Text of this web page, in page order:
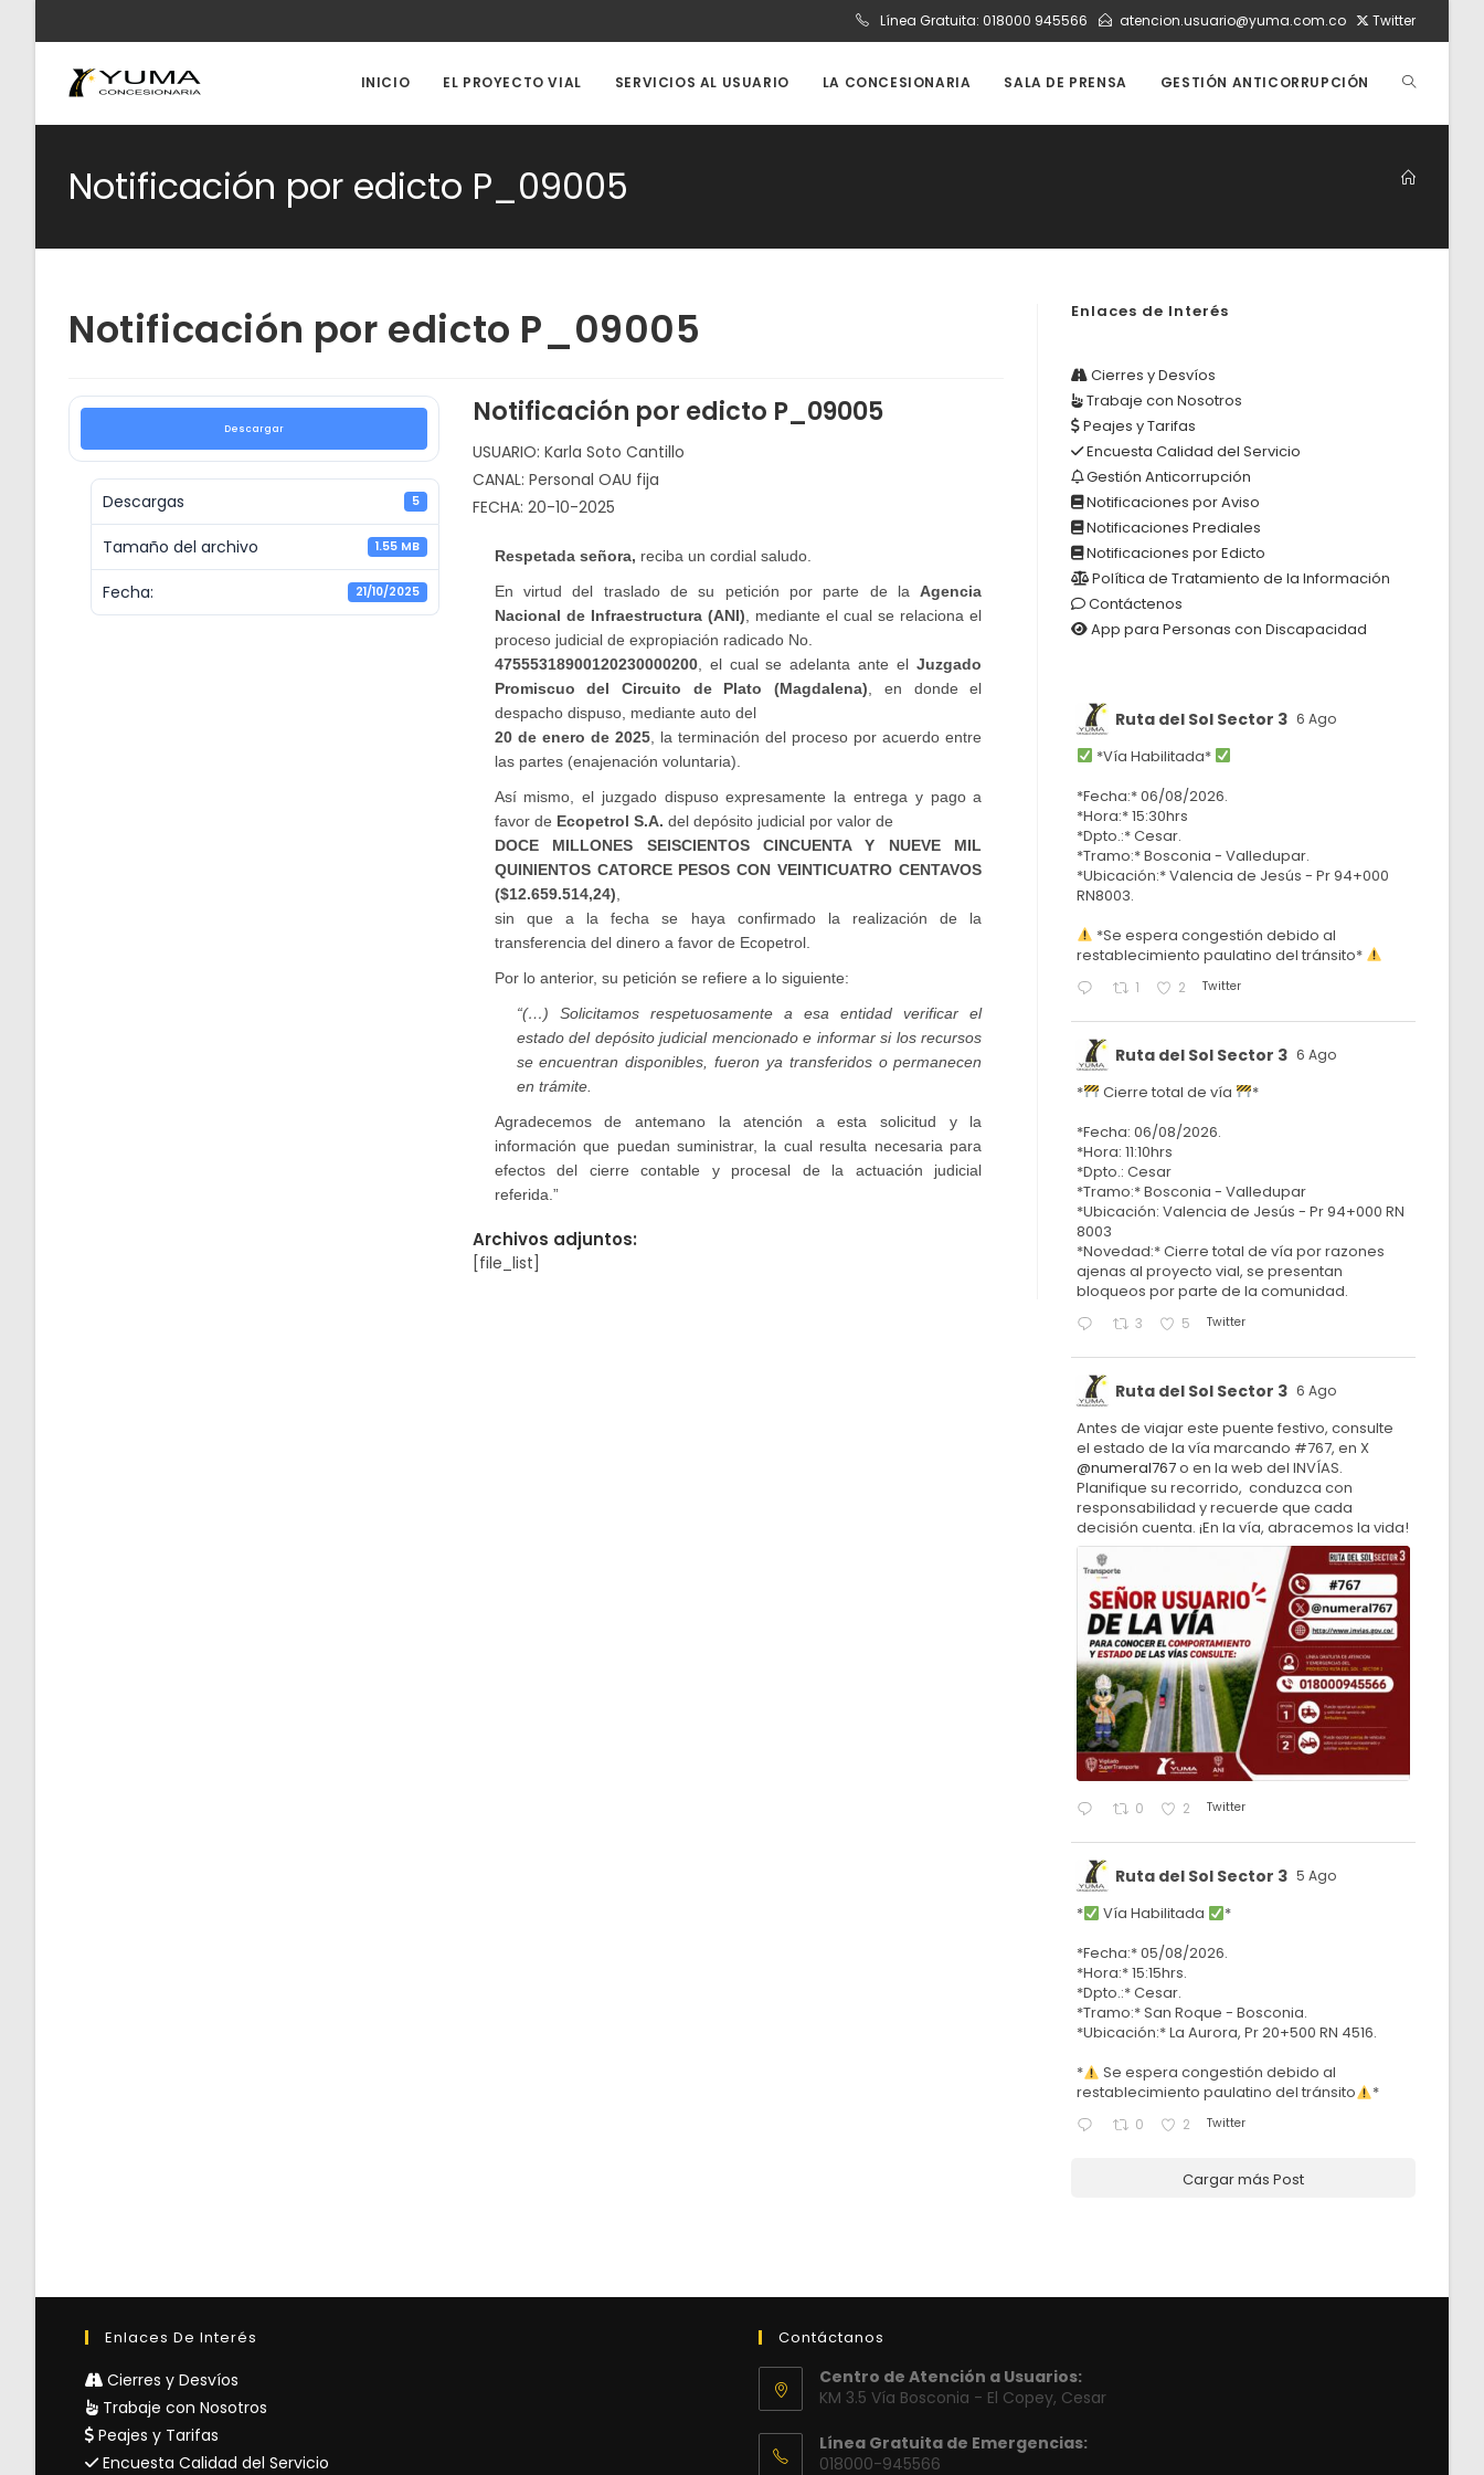
contenido
Línea Gratuita: 018000 945566 atencion.usuario@yuma.com.co Twitter
INICIO EL PROYECTO VIAL SERVICIOS AL USUARIO LA CONCESIONARIA SALA DE PRENSA GESTIÓN ANTICORRUPCIÓN ALTERNAR
BÚSQUEDA
DE
Notificación por edicto P_09005
Notificación por edicto P_09005
Descargar
Descargas 5
Tamaño del archivo 1.55 MB
Fecha: 21/10/2025
Notificación por edicto P_09005
USUARIO: Karla Soto Cantillo
CANAL: Personal OAU fija
FECHA: 20-10-2025
Respetada señora, reciba un cordial saludo.
En virtud del traslado de su petición por parte de laAgencia
Nacional de Infraestructura (ANI) , mediante el cual se relaciona el
proceso judicial de expropiación radicado No.
47555318900120230000200, el cual se adelanta ante elJuzgado
Promiscuo del Circuito de Plato (Magdalena) , en donde el
despacho dispuso, mediante auto del
20 de enero de 2025, la terminación del proceso por acuerdo entre
las partes (enajenación voluntaria).
Así mismo, el juzgado dispuso expresamente la entrega y pago a
favor de Ecopetrol S.A. del depósito judicial por valor de
DOCE MILLONES SEISCIENTOS CINCUENTA Y NUEVE MIL
QUINIENTOS CATORCE PESOS CON VEINTICUATRO CENTAVOS
($12.659.514,24)
sin que a la fecha se haya confirmado la realización de la
transferencia del dinero a favor de Ecopetrol.
Por lo anterior, su petición se refiere a lo siguiente:
“(…) Solicitamos respetuosamente a esa entidad verificar el
estado del depósito judicial mencionado e informar si los recursos
se encuentran disponibles, fueron ya transferidos o permanecen
en trámite.
Agradecemos de antemano la atención a esta solicitud y la
información que puedan suministrar, la cual resulta necesaria para
efectos del cierre contable y procesal de la actuación judicial
referida.”
Archivos adjuntos:
[file_list]
Enlaces de Interés
Cierres y Desvíos
Trabaje con Nosotros
Peajes y Tarifas
Encuesta Calidad del Servicio
Gestión Anticorrupción
Notificaciones por Aviso
Notificaciones Prediales
Notificaciones por Edicto
Política de Tratamiento de la Información
Contáctenos
App para Personas con Discapacidad
Ruta del Sol Sector 3 6 Ago
*Vía Habilitada*
*Fecha:* 06/08/2026.
*Hora:* 15:30hrs
*Dpto.:* Cesar.
*Tramo:* Bosconia - Valledupar.
*Ubicación:* Valencia de Jesús - Pr 94+000
RN8003.
*Se espera congestión debido al
restablecimiento paulatino del tránsito*
1 2 Twitter
Ruta del Sol Sector 3 6 Ago
* Cierre total de vía
*
*Fecha: 06/08/2026.
*Hora: 11:10hrs
*Dpto.: Cesar
*Tramo:* Bosconia - Valledupar
*Ubicación: Valencia de Jesús - Pr 94+000 RN
8003
*Novedad:* Cierre total de vía por razones
ajenas al proyecto vial, se presentan
bloqueos por parte de la comunidad.
3 5 Twitter
Ruta del Sol Sector 3 6 Ago
Antes de viajar este puente festivo, consulte
el estado de la vía marcando #767, en X
@numeral767o en la web del INVÍAS.
Planifique su recorrido, conduzca con
responsabilidad y recuerde que cada
decisión cuenta. ¡En la vía, abracemos la vida!
0 2 Twitter
Ruta del Sol Sector 3 5 Ago
* Vía Habilitada
*
*Fecha:* 05/08/2026.
*Hora:* 15:15hrs.
*Dpto.:* Cesar.
*Tramo:* San Roque - Bosconia.
*Ubicación:* La Aurora, Pr 20+500 RN 4516.
*
Se espera congestión debido al
restablecimiento paulatino del tránsito
*
0 2 Twitter
Cargar más Post
Enlaces De Interés
Cierres y Desvíos
Trabaje con Nosotros
Peajes y Tarifas
Encuesta Calidad del Servicio
Contáctanos
Centro de Atención a Usuarios:
KM 3.5 Vía Bosconia - El Copey, Cesar
Línea Gratuita de Emergencias:
018000-945566